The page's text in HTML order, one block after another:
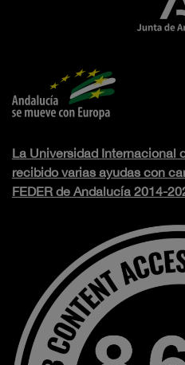
La Universidad Internacional
recibido varias ayudas con
FEDER de Andalucía 2014-